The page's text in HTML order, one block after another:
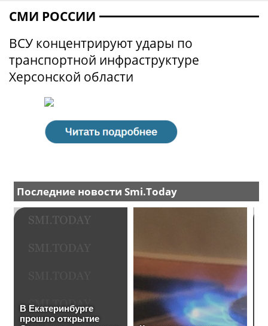
СМИ РОССИИ
ВСУ концентрируют удары по
транспортной инфраструктуре
Херсонской области